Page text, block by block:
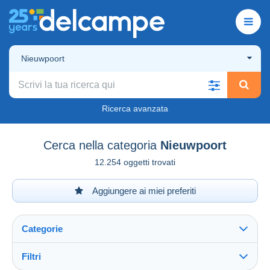
Nieuwpoort
Ricerca avanzata
Cerca nella categoria Nieuwpoort
12.254 oggetti trovati
Aggiungere ai miei preferiti
Categorie
Filtri